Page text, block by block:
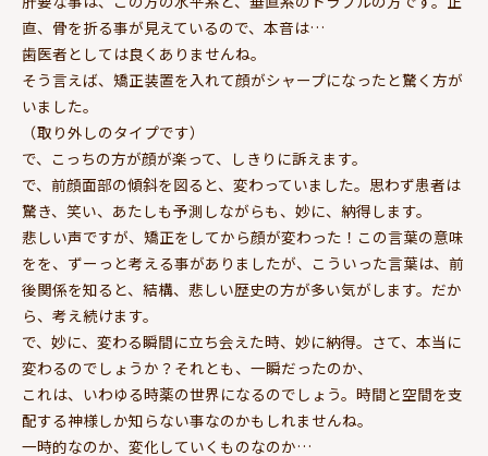
直、骨を折る事が見えているので、本音は…
歯医者としては良くありませんね。
そう言えば、矯正装置を入れて顔がシャープになったと驚く方が
いました。
（取り外しのタイプです）
で、こっちの方が顔が楽って、しきりに訴えます。
で、前顔面部の傾斜を図ると、変わっていました。思わず患者は
驚き、笑い、あたしも予測しながらも、妙に、納得します。
悲しい声ですが、矯正をしてから顔が変わった！この言葉の意味
をを、ずーっと考える事がありましたが、こういった言葉は、前
後関係を知ると、結構、悲しい歴史の方が多い気がします。だか
ら、考え続けます。
で、妙に、変わる瞬間に立ち会えた時、妙に納得。さて、本当に
変わるのでしょうか？それとも、一瞬だったのか、
これは、いわゆる時薬の世界になるのでしょう。時間と空間を支
配する神様しか知らない事なのかもしれませんね。
一時的なのか、変化していくものなのか…